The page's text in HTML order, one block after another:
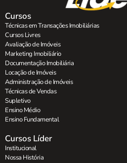
Cursos
Técnicas em Transações Imobiliárias
Cursos Livres
Avaliação de Imóveis
Marketing Imobiliário
Documentação Imobiliária
Locação de Imóveis
Administração de Imóveis
Técnicas de Vendas
Supletivo
Ensino Médio
Ensino Fundamental
Cursos Líder
Institucional
Nossa História